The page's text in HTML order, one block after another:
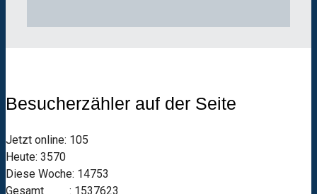
Besucherzähler auf der Seite
Jetzt online: 105
Heute: 3570
Diese Woche: 14753
Gesamt : 1537623